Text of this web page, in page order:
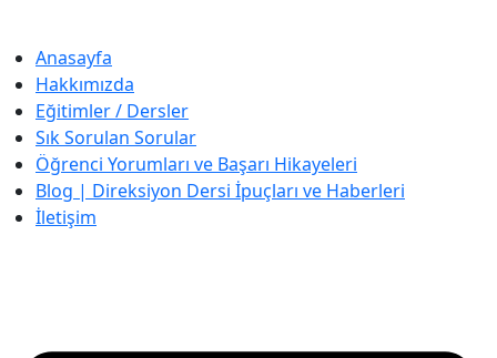
Anasayfa
Hakkımızda
Eğitimler / Dersler
Sık Sorulan Sorular
Öğrenci Yorumları ve Başarı Hikayeleri
Blog | Direksiyon Dersi İpuçları ve Haberleri
İletişim